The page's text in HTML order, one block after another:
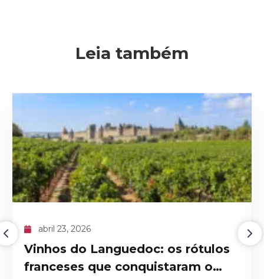
Leia também
abril 09, 2026
O recorde histórico do Domaine
de la Romanée-Conti 1945